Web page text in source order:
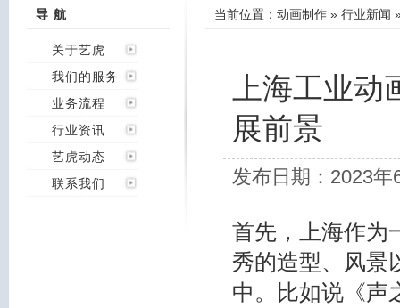
导 航
关于艺虎
我们的服务
业务流程
行业资讯
艺虎动态
联系我们
当前位置： 动画制作 » 行业新闻
上海工业
展前景
发布日期：2023
首先，上海作为
秀的造型、风景
中。比如说《声